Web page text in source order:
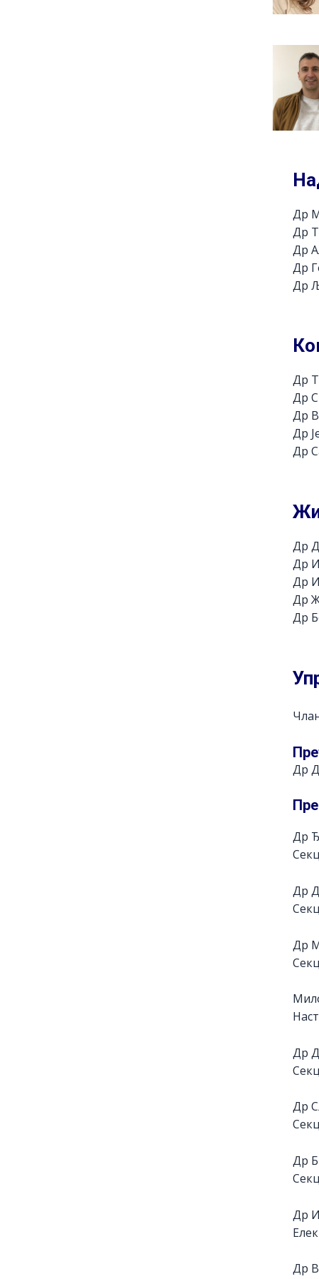
Др
Др
Др
Др
Др
Др
Др
Др
Др
Др
Др
Др
Др
Др
Др
Др
Др
Др
Др
Др
Др
Др
Др
Др